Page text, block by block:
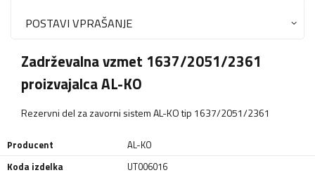
POSTAVI VPRAŠANJE
Zadrževalna vzmet 1637/2051/2361
proizvajalca AL-KO
Rezervni del za zavorni sistem AL-KO tip 1637/2051/2361
Producent
AL-KO
Koda izdelka
UT006016